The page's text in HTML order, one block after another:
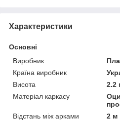
Характеристики
Основні
Виробник
Країна виробник
Висота
2.2
Матеріал каркасу
Відстань між арками
2 м